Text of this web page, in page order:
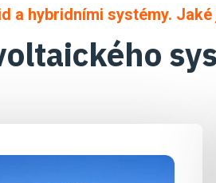
hybridními systémy.